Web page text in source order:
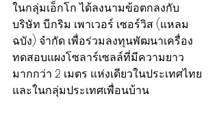
ในกลุ่มเอ็กโก ได้ลงนามข้อตกลงกับ
บริษัท บี.กริม เพาเวอร์ เซอร์วิส (แหลม
ฉบัง) จำกัด เพื่อร่วมลงทุนพัฒนาเครื่อง
ทดสอบแผงโซลาร์เซลล์ที่มีความยาว
มากกว่า 2 เมตร แห่งเดียวในประเทศไทย
และในกลุ่มประเทศเพื่อนบ้าน